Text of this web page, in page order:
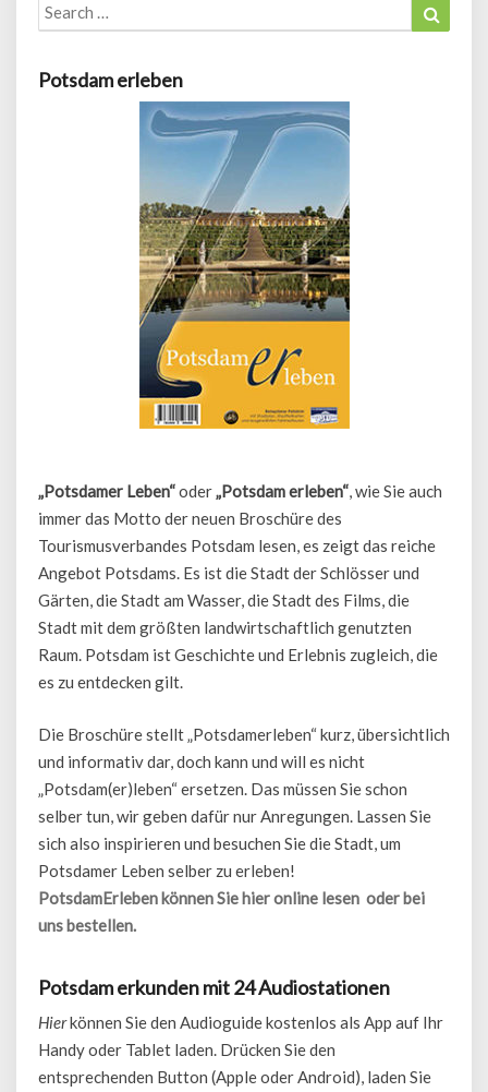
Search
for:
Potsdam erleben
„Potsdamer Leben“oder„Potsdam erleben“, wie Sie auch
immer das Motto der neuen Broschüre des
Tourismusverbandes Potsdam lesen, es zeigt das reiche
Angebot Potsdams. Es ist die Stadt der Schlösser und
Gärten, die Stadt am Wasser, die Stadt des Films, die
Stadt mit dem größten landwirtschaftlich genutzten
Raum. Potsdam ist Geschichte und Erlebnis zugleich, die
es zu entdecken gilt.
Die Broschüre stellt „Potsdamerleben“ kurz, übersichtlich
und informativ dar, doch kann und will es nicht
„Potsdam(er)leben“ ersetzen. Das müssen Sie schon
selber tun, wir geben dafür nur Anregungen. Lassen Sie
sich also inspirieren und besuchen Sie die Stadt, um
Potsdamer Leben selber zu erleben!
PotsdamErleben können Sie hier online lesen oder bei
uns bestellen.
Potsdam erkunden mit 24 Audiostationen
Hierkönnen Sie den Audioguide kostenlos als App auf Ihr
Handy oder Tablet laden. Drücken Sie den
entsprechenden Button (Apple oder Android), laden Sie